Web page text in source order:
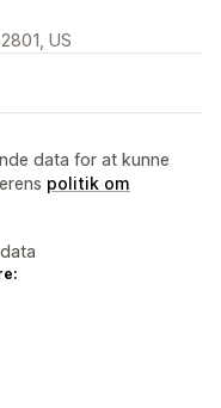
US
data for at kunne
politik om